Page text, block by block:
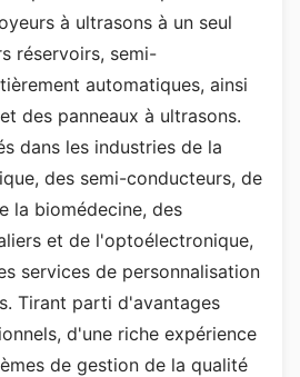
à ultrasons à un seul
réservoirs, semi-
automatiques, ainsi
des panneaux à ultrasons.
dans les industries de la
des semi-conducteurs, de
la biomédecine, des
et de l'optoélectronique,
services de personnalisation
Tirant parti d'avantages
d'une riche expérience
de gestion de la qualité